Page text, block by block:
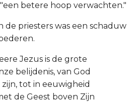
betere hoop verwachten."
de priesters was een schaduw
Jezus is de grote
belijdenis, van God
tot in eeuwigheid
de Geest boven Zijn